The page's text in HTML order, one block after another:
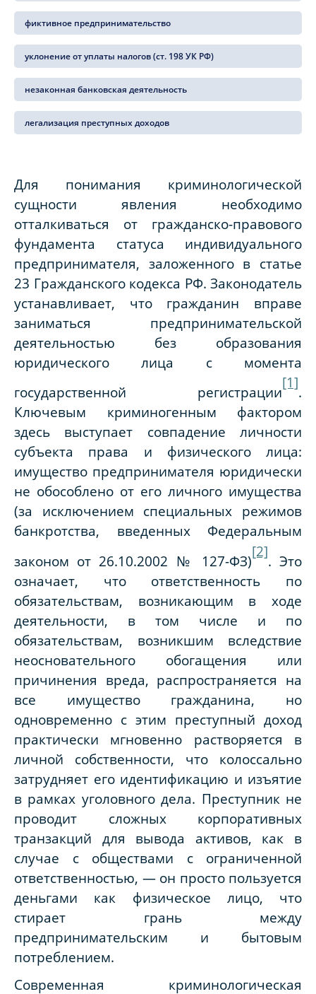
фиктивное предпринимательство
уклонение от уплаты налогов (ст. 198 УК РФ)
незаконная банковская деятельность
легализация преступных доходов
Для понимания криминологической
сущности явления необходимо
отталкиваться от гражданско-правового
фундамента статуса индивидуального
предпринимателя, заложенного в статье
23 Гражданского кодекса РФ. Законодатель
устанавливает, что гражданин вправе
заниматься предпринимательской
деятельностью без образования
юридического лица с момента
государственной регистрации
[1]
.
Ключевым криминогенным фактором
здесь выступает совпадение личности
субъекта права и физического лица:
имущество предпринимателя юридически
не обособлено от его личного имущества
(за исключением специальных режимов
банкротства, введенных Федеральным
законом от 26.10.2002 № 127-ФЗ)
[2]
. Это
означает, что ответственность по
обязательствам, возникающим в ходе
деятельности, в том числе и по
обязательствам, возникшим вследствие
неосновательного обогащения или
причинения вреда, распространяется на
все имущество гражданина, но
одновременно с этим преступный доход
практически мгновенно растворяется в
личной собственности, что колоссально
затрудняет его идентификацию и изъятие
в рамках уголовного дела. Преступник не
проводит сложных корпоративных
транзакций для вывода активов, как в
случае с обществами с ограниченной
ответственностью, — он просто пользуется
деньгами как физическое лицо, что
стирает грань между
предпринимательским и бытовым
потреблением.
Современная криминологическая